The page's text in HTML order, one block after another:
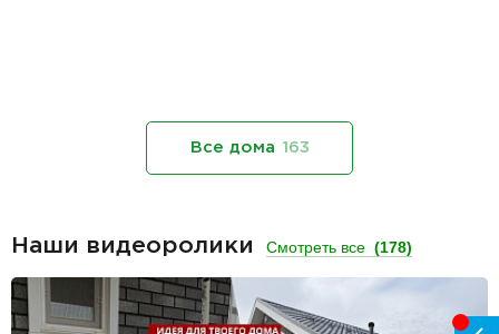
Все дома 163
Наши видеоролики Смотреть все (178)